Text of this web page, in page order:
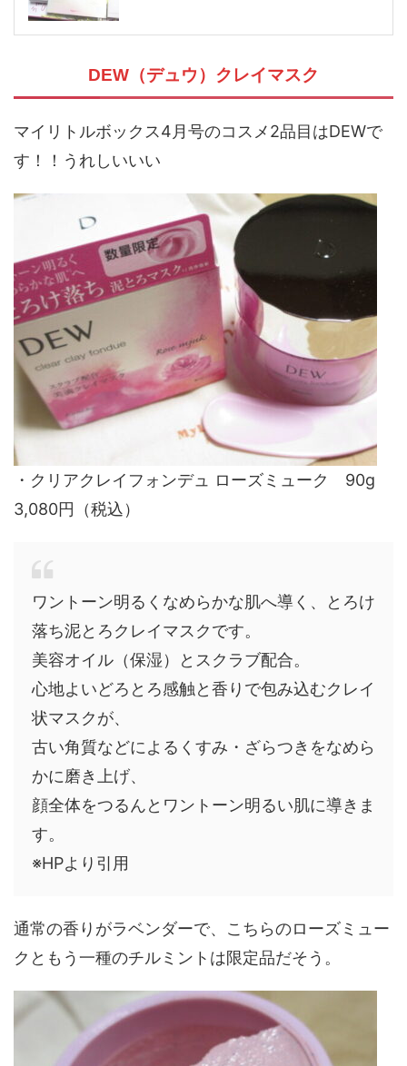
DEW（デュウ）クレイマスク
マイリトルボックス4月号のコスメ2品目はDEWで
す！！うれしいいい
・クリアクレイフォンデュ ローズミューク 90g
3,080円（税込）
ワントーン明るくなめらかな肌へ導く、とろけ
落ち泥とろクレイマスクです。
美容オイル（保湿）とスクラブ配合。
心地よいどろとろ感触と香りで包み込むクレイ
状マスクが、
古い角質などによるくすみ・ざらつきをなめら
かに磨き上げ、
顔全体をつるんとワントーン明るい肌に導きま
す。
※HPより引用
通常の香りがラベンダーで、こちらのローズミュー
クともう一種のチルミントは限定品だそう。